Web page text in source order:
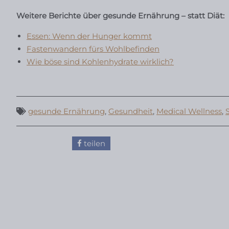
Weitere Berichte über gesunde Ernährung – statt Diät:
Essen: Wenn der Hunger kommt
Fastenwandern fürs Wohlbefinden
Wie böse sind Kohlenhydrate wirklich?
gesunde Ernährung, Gesundheit, Medical Wellness,
teilen